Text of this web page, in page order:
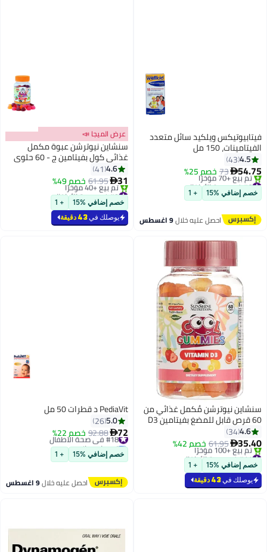
فيتابيوتيكس ويلكيد سائل متعدد
الفيتامينات، 150 مل
4.5
43
54.75
73 خصم 25%
#6 في صحة الأطفال
توصيل مجاني
بتخلّص بسرعة
#6 في صحة الأطفال
خصم إضافي %15 + 1
احصل عليه خلال9 اغسطس
عرض الميجا 📣
سنشاين نيوترشن عبوة مكمل
غذائي كول بفيتامين ج - 60 حلوى
هلامية
4.6
41
31
61.95خصم 49%
#9 في صحة الأطفال
أقل سعر في 7 يوم
بتخلّص بسرعة
تم بيع +40 مؤخرًا
#9 في صحة الأطفال
خصم إضافي %15 + 1
يوصلك في43 دقيقة
سنشاين نيوترشن مُكمل غذائي من
60 قرص قابل للمضغ بفيتامين D3
4.6
34
35.40
61.95خصم 42%
#11 في صحة الأطفال
أقل سعر في 7 يوم
بتخلّص بسرعة
تم بيع +100 مؤخرًا
#11 في صحة الأطفال
خصم إضافي %15 + 1
يوصلك في43 دقيقة
PediaVit د قطرات 50 مل
5.0
26
72
92.88خصم 22% #18 في صحة الأطفال
توصيل مجاني
تم بيع +30 مؤخرًا
#18 في صحة الأطفال
خصم إضافي %15 + 1
احصل عليه خلال9 اغسطس